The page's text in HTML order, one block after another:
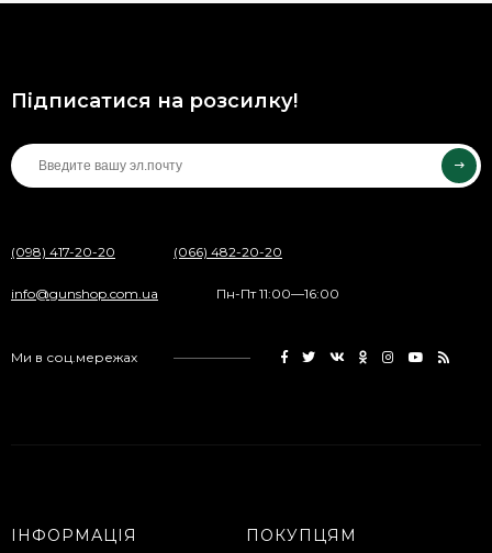
Підписатися на розсилку!
(098) 417-20-20 (066) 482-20-20
info@gunshop.com.ua Пн-Пт 11:00—16:00
Ми в соц.мережах
ІНФОРМАЦІЯ ПОКУПЦЯМ